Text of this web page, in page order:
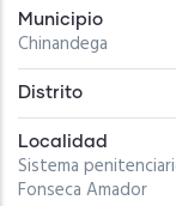
Municipio
Chinandega
Distrito
Localidad
Sistema
Fonseca Amador